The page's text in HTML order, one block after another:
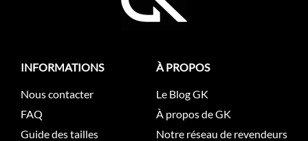
INFORMATIONS
Nous contacter
FAQ
Guide des tailles
À PROPOS
Le Blog GK
À propos de GK
Notre réseau de revendeurs